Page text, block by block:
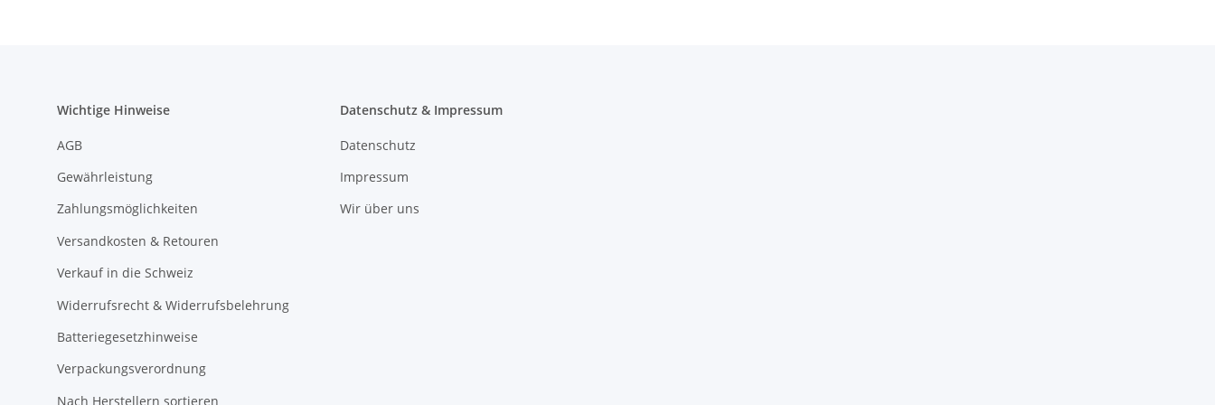
Wichtige Hinweise
AGB
Gewährleistung
Zahlungsmöglichkeiten
Versandkosten & Retouren
Verkauf in die Schweiz
Widerrufsrecht & Widerrufsbelehrung
Batteriegesetzhinweise
Verpackungsverordnung
Nach Herstellern sortieren
Datenschutz & Impressum
Datenschutz
Impressum
Wir über uns